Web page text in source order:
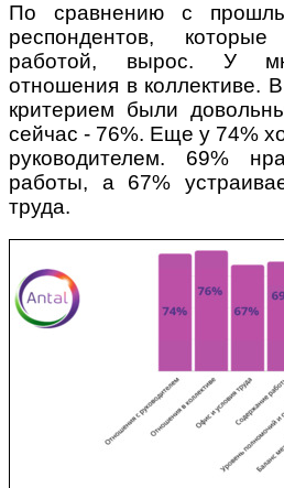
По сравнению с
респондентов,
работой, вырос. У
отношения в коллективе.
критерием были
сейчас - 76%. Еще у 74%
руководителем. 69%
работы, а 67%
труда.